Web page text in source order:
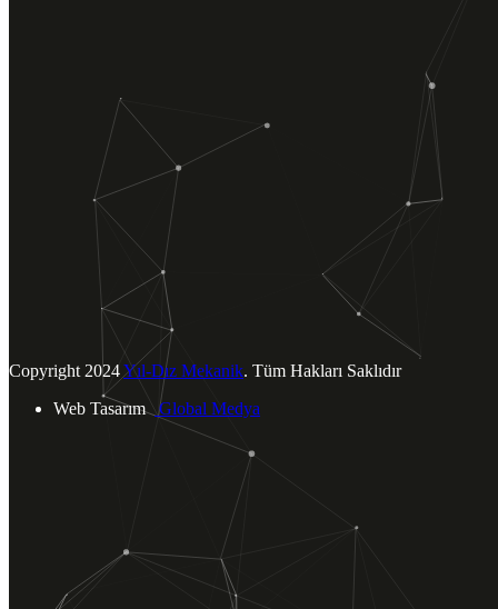
Termosifonlar
Şofbenler
Tümünü Görüntüle
BİZE ULAŞIN
Yukarı Dudullu Mahallesi.
Tavukçu Yolu Cad. Şah Sok. No: 4
Ümraniye / İSTANBUL
info@yildizmekanik.com
Copyright 2024Yıl-Dız Mekanik. Tüm Hakları Saklıdır
Web Tasarım Global Medya